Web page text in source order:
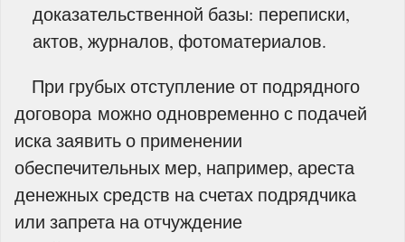
доказательственной базы: переписки,
актов, журналов, фотоматериалов.
При грубых отступление от подрядного
договора можно одновременно с подачей
иска заявить о применении
обеспечительных мер, например, ареста
денежных средств на счетах подрядчика
или запрета на отчуждение